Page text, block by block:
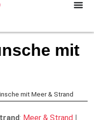
mit
mit Meer & Strand
: Meer & Strand